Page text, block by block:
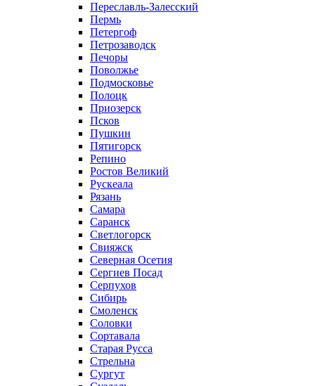
Переславль-Залесский
Пермь
Петергоф
Петрозаводск
Печоры
Поволжье
Подмосковье
Полоцк
Приозерск
Псков
Пушкин
Пятигорск
Репино
Ростов Великий
Рускеала
Рязань
Самара
Саранск
Светлогорск
Свияжск
Северная Осетия
Сергиев Посад
Серпухов
Сибирь
Смоленск
Соловки
Сортавала
Старая Русса
Стрельна
Сургут